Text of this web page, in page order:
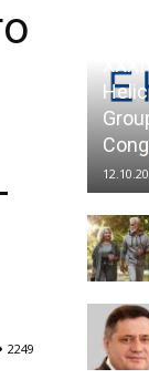
2249